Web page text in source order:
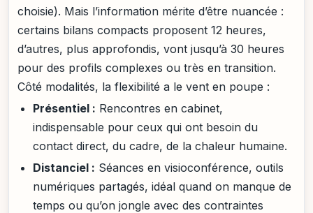
choisie). Mais l’information mérite d’être nuancée :
certains bilans compacts proposent 12 heures,
d’autres, plus approfondis, vont jusqu’à 30 heures
pour des profils complexes ou très en transition.
Côté modalités, la flexibilité a le vent en poupe :
Présentiel : Rencontres en cabinet,
indispensable pour ceux qui ont besoin du
contact direct, du cadre, de la chaleur humaine.
Distanciel : Séances en visioconférence, outils
numériques partagés, idéal quand on manque de
temps ou qu’on jongle avec des contraintes